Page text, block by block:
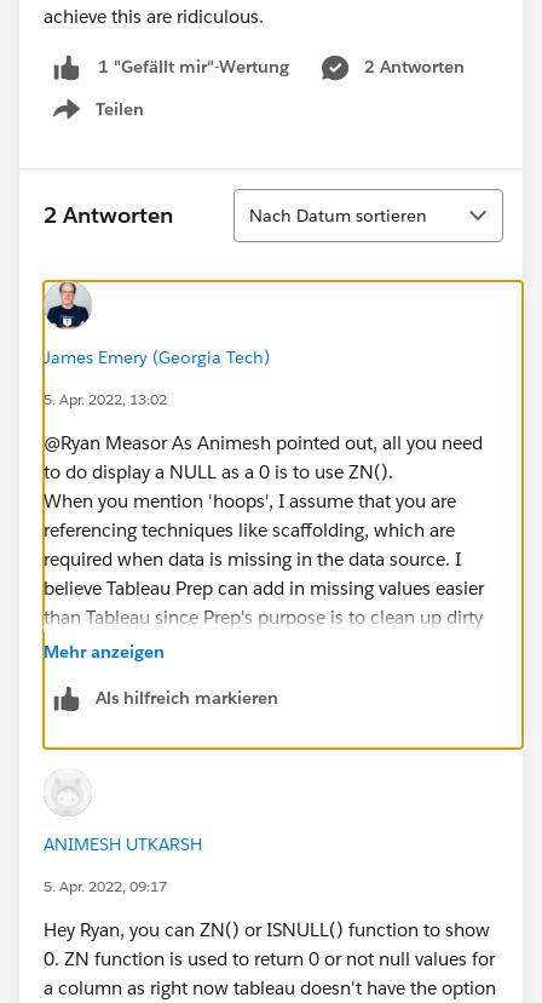
achieve this are ridiculous.
1 "Gefällt mir"-Wertung
2 Antworten
Teilen
Show menu
2 Antworten
Sortieren
Nach Datum sortieren
James Emery (Georgia Tech)
5. Apr. 2022, 13:02
@Ryan Measor​ As Animesh pointed out, all you need
to do display a NULL as a 0 is to use ZN().
When you mention 'hoops', I assume that you are
referencing techniques like scaffolding, which are
required when data is missing in the data source. I
believe Tableau Prep can add in missing values easier
than Tableau since Prep's purpose is to clean up dirty
data whereas Desktop's purpose is to display data.
Desktop. You can submit an idea at
Mehr anzeigen
Als hilfreich markieren
ANIMESH UTKARSH
5. Apr. 2022, 09:17
Hey Ryan, you can ZN() or ISNULL() function to show
0. ZN function is used to return 0 or not null values for
a column as right now tableau doesn't have the option